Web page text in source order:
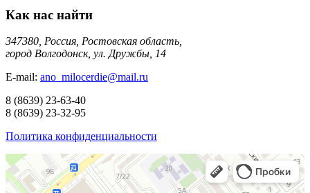
Как нас найти
347380, Россия, Ростовская область,
город Волгодонск, ул. Дружбы, 14
E-mail: ano_milocerdie@mail.ru
8 (8639) 23-63-40
8 (8639) 23-32-95
Политика конфиденциальности